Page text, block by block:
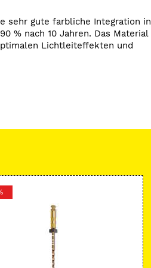
sehr gute farbliche Integration in
% nach 10 Jahren. Das Material
Lichtleiteffekten und